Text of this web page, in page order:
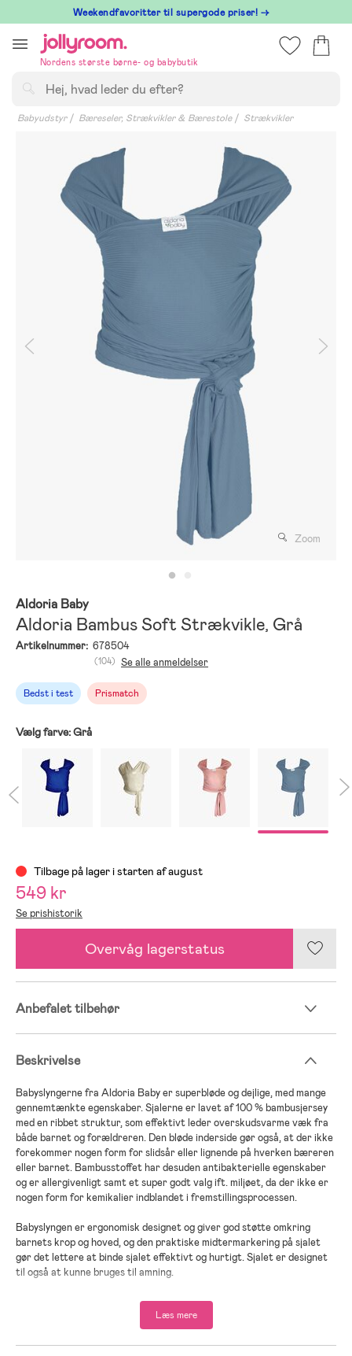
till
innehållet
⁠ Weekendfavoritter til supergode priser! →
Nordens største børne- og babybutik
Babyudstyr Bæreseler, Strækvikler & Bærestole Strækvikler
Zoom
Aldoria Baby
Aldoria Bambus Soft Strækvikle, Grå
Artikelnummer: 678504
Bedst i test Prismatch
(104) Se alle anmeldelser
Vælg farve:Grå
Tilbage på lager i starten af august
549 kr
Se prishistorik
Overvåg lagerstatus
Anbefalet tilbehør
Beskrivelse
Babyslyngerne fra Aldoria Baby er superbløde og dejlige, med mange
gennemtænkte egenskaber. Sjalerne er lavet af 100 % bambusjersey
med en ribbet struktur, som effektivt leder overskudsvarme væk fra
både barnet og forældreren. Den bløde inderside gør også, at der ikke
forekommer nogen form for slidsår eller lignende på hverken bæreren
eller barnet. Bambusstoffet har desuden antibakterielle egenskaber
og er allergivenligt samt et super godt valg ift. miljøet, da der ikke er
nogen form for kemikalier indblandet i fremstillingsprocessen.
Babyslyngen er ergonomisk designet og giver god støtte omkring
barnets krop og hoved, og den praktiske midtermarkering på sjalet
gør det lettere at binde sjalet effektivt og hurtigt. Sjalet er designet
til også at kunne bruges til amning.
- One size, der passer til voksne i alle højder.
Mål: 0,5 x 5 m.
Læs mere